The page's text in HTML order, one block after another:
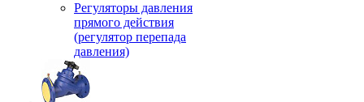
Регуляторы давления
прямого действия
(регулятор перепада
давления)